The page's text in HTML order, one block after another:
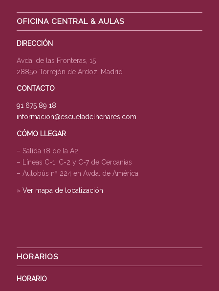
OFICINA CENTRAL & AULAS
DIRECCIÓN
Avda. de las Fronteras, 15
28850 Torrejón de Ardoz, Madrid
CONTACTO
91 675 89 18
informacion@escueladelhenares.com
CÓMO LLEGAR
– Salida 18 de la A2
– Líneas C-1, C-2 y C-7 de Cercanías
– Autobús nº 224 en Avda. de América
» Ver mapa de localización
HORARIOS
HORARIO